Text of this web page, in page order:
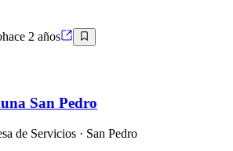
hace 2 años
San Pedro
de Servicios · San Pedro